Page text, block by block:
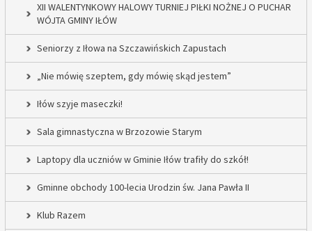
XII WALENTYNKOWY HALOWY TURNIEJ PIŁKI NOŻNEJ O PUCHAR
WÓJTA GMINY IŁÓW
Seniorzy z Iłowa na Szczawińskich Zapustach
„Nie mówię szeptem, gdy mówię skąd jestem”
Iłów szyje maseczki!
Sala gimnastyczna w Brzozowie Starym
Laptopy dla uczniów w Gminie Iłów trafiły do szkół!
Gminne obchody 100-lecia Urodzin św. Jana Pawła II
Klub Razem